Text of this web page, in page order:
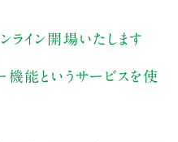
ライン開場いたします
能というサービスを使